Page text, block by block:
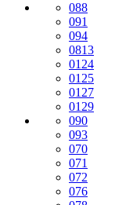
088
091
094
0813
0124
0125
0127
0129
090
093
070
071
072
076